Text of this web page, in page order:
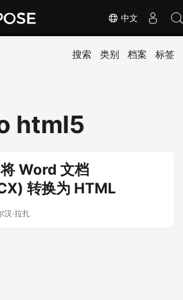
中文
搜索 类别 档案 标签
html5
Word 文档
转换为 HTML
汉·拉扎